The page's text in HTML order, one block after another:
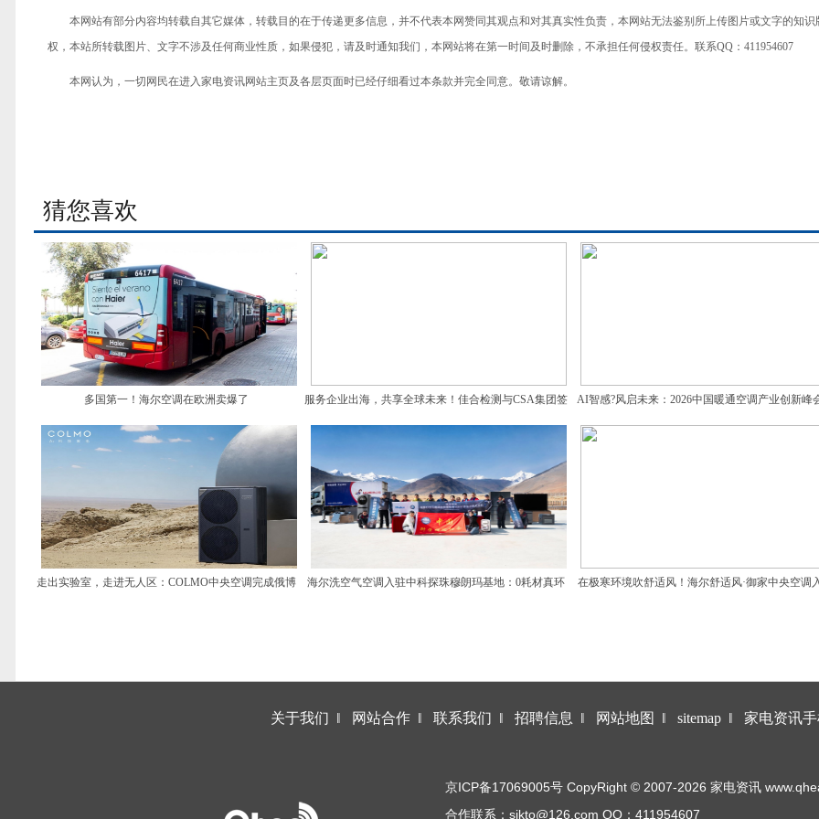
本网站有部分内容均转载自其它媒体，转载目的在于传递更多信息，并不代表本网赞同其观点和对其真实性负责，本网站无法鉴别所上传图片或文字的知识
权，本站所转载图片、文字不涉及任何商业性质，如果侵犯，请及时通知我们，本网站将在第一时间及时删除，不承担任何侵权责任。联系QQ：411954607
本网认为，一切网民在进入家电资讯网站主页及各层页面时已经仔细看过本条款并完全同意。敬请谅解。
猜您喜欢
多国第一！海尔空调在欧洲卖爆了 服务企业出海，共享全球未来！佳合检测与CSA集团签
署合作备忘录
AI智感?风启未来：2026中国暖通空调产业创新峰
满举办
走出实验室，走进无人区：COLMO中央空调完成俄博 海尔洗空气空调入驻中科探珠穆朗玛基地：0耗材真环 在极寒环境吹舒适风！海尔舒适风·御家中央空调
关于我们 ‖ 网站合作 ‖ 联系我们 ‖ 招聘信息 ‖ 网站地图 ‖ sitemap ‖ 家电资讯
京ICP备17069005号 CopyRight © 2007-2026 家电资讯
合作联系：sikto@126.com QQ：411954607